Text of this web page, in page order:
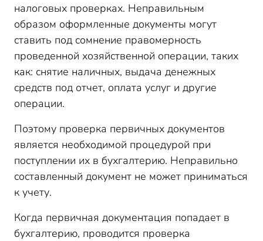
налоговых проверках. Неправильным
образом оформленные документы могут
ставить под сомнение правомерность
проведенной хозяйственной операции, таких
как: снятие наличных, выдача денежных
средств под отчет, оплата услуг и другие
операции.
Поэтому проверка первичных документов
является необходимой процедурой при
поступлении их в бухгалтерию. Неправильно
составленный документ не может приниматься
к учету.
Когда первичная документация попадает в
бухгалтерию, проводится проверка